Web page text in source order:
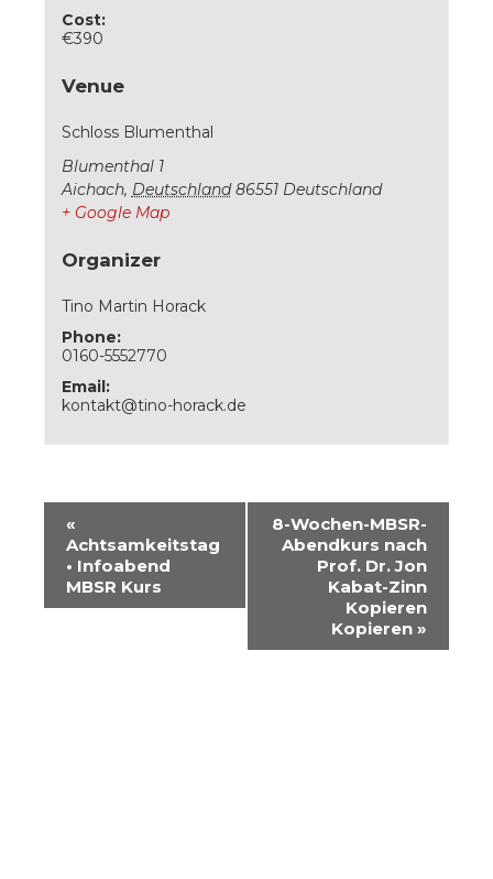
Cost:
€390
Venue
Schloss Blumenthal
Blumenthal 1
Aichach, Deutschland 86551 Deutschland
+ Google Map
Organizer
Tino Martin Horack
Phone:
0160-5552770
Email:
kontakt@tino-horack.de
«
Achtsamkeitstag
• Infoabend
MBSR Kurs
8-Wochen-MBSR-
Abendkurs nach
Prof. Dr. Jon
Kabat-Zinn
Kopieren
Kopieren »